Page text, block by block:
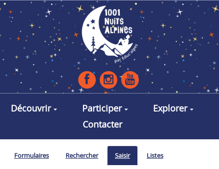
Aller au contenu principal
Découvrir Participer
Explorer
Contacter
Formulaires Rechercher Saisir Listes